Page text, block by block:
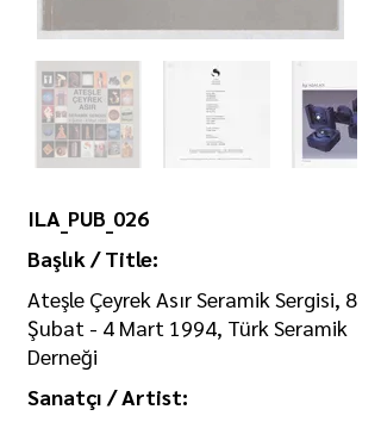
ILA_PUB_026
Başlık / Title:
Ateşle Çeyrek Asır Seramik Sergisi, 8
Şubat - 4 Mart 1994, Türk Seramik
Derneği
Sanatçı / Artist: